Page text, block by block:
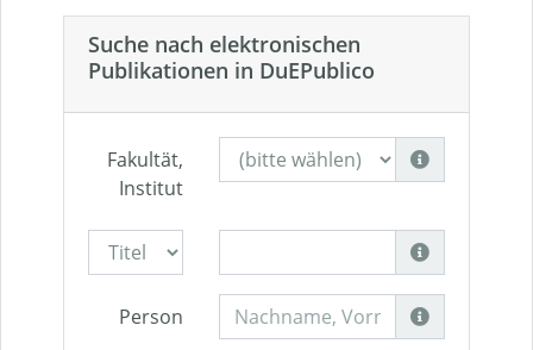
Suche nach elektronischen
Publikationen in DuEPublico
Fakultät,
Institut
Person